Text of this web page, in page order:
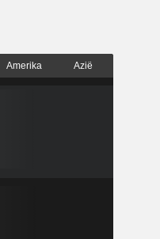
Amerika Azië